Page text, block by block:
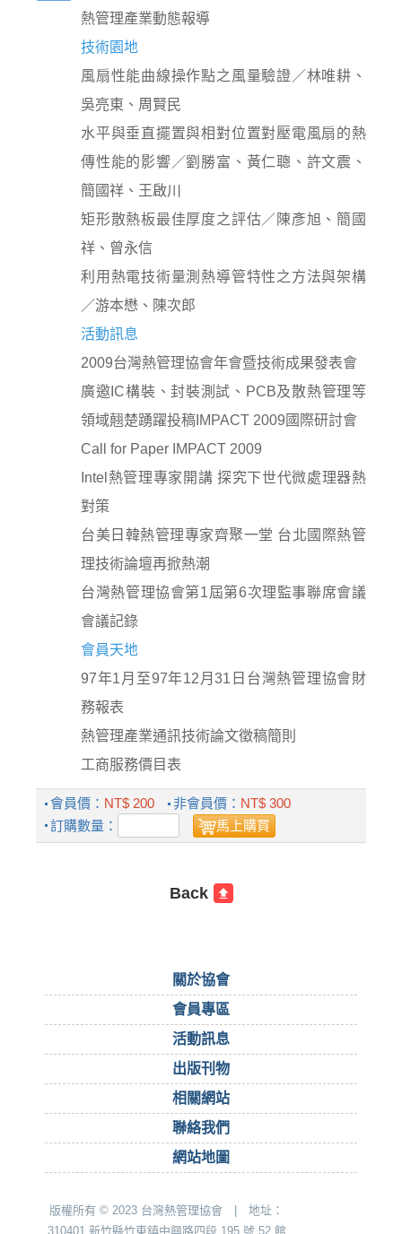
熱管理產業動態報導
技術園地
風扇性能曲線操作點之風量驗證／林唯耕、
吳亮東、周賢民
水平與垂直擺置與相對位置對壓電風扇的熱
傳性能的影響／劉勝富、黃仁聰、許文震、
簡國祥、王啟川
矩形散熱板最佳厚度之評估／陳彥旭、簡國
祥、曾永信
利用熱電技術量測熱導管特性之方法與架構
／游本懋、陳次郎
活動訊息
2009台灣熱管理協會年會暨技術成果發表會
廣邀IC構裝、封裝測試、PCB及散熱管理等
領域翹楚踴躍投稿IMPACT 2009國際研討會
Call for Paper IMPACT 2009
Intel熱管理專家開講 探究下世代微處理器熱
對策
台美日韓熱管理專家齊聚一堂 台北國際熱管
理技術論壇再掀熱潮
台灣熱管理協會第1屆第6次理監事聯席會議
會議記錄
會員天地
97年1月至97年12月31日台灣熱管理協會財
務報表
熱管理產業通訊技術論文徵稿簡則
工商服務價目表
會員價： NT$ 200 非會員價： NT$ 300
訂購數量：
馬上購買
Back
關於協會
會員專區
活動訊息
出版刊物
相關網站
聯絡我們
網站地圖
版權所有 © 2023 台灣熱管理協會 | 地址：
310401 新竹縣竹東鎮中興路四段 195 號 52 館